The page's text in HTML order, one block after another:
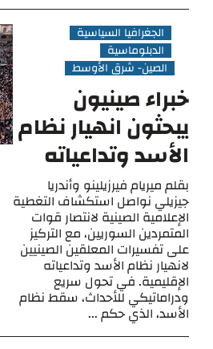
الجغرافيا السياسية
الدبلوماسية
الصين- شرق الأوسط
خبراء صينيون
يبحثون انهيار نظام
الأسد وتداعياته
بقلم ميريام فيرزيلينو وأندريا
جيزيلي نواصل استكشاف التغطية
الإعلامية الصينية لانتصار قوات
المتمردين السوريين، مع التركيز
على تفسيرات المعلقين الصينيين
لانهيار نظام الأسد وتداعياته
الإقليمية. في تحول سريع
ودراماتيكي للأحداث، سقط نظام
الأسد، الذي حكم ...